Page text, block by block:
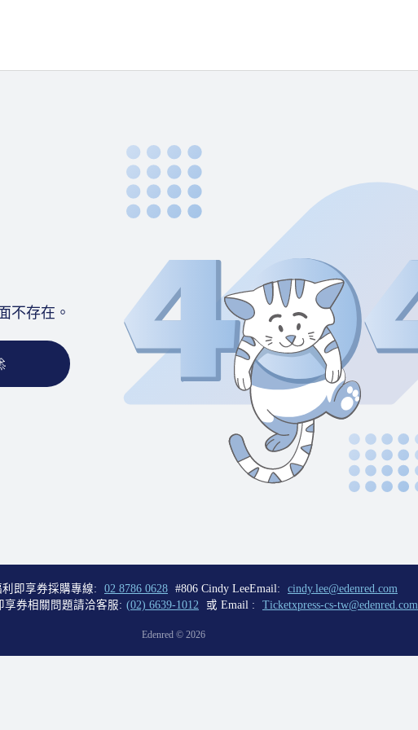
不存在。
即享券採購專線: 02 8786 0628 #806 Cindy LeeEmail:
cindy.lee@edenred.com
享券相關問題請洽客服: (02) 6639-1012 或 Email : Ticketxpress-cs-tw@edenred.com
Edenred © 2026